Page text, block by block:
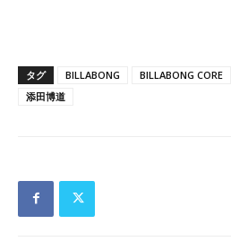
タグ BILLABONG BILLABONG CORE
添田博道